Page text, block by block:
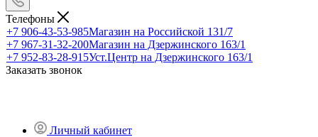
Телефоны
+7 906-43-53-985Магазин на Российской 131/7
+7 967-31-32-200Магазин на Дзержинского 163/1
+7 952-83-28-915Уст.Центр на Дзержинского 163/1
Заказать звонок
Личный кабинет